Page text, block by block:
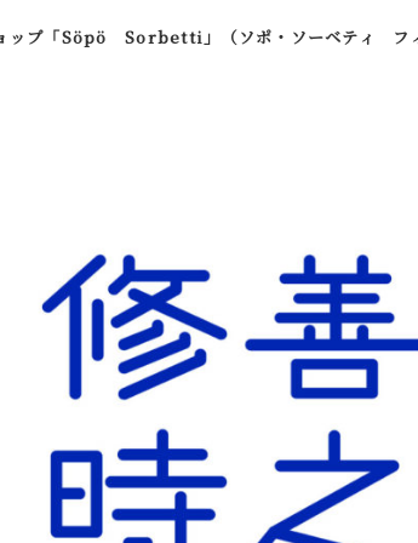
ップ「Söpö Sorbetti」（ソポ・ソーベティ フ